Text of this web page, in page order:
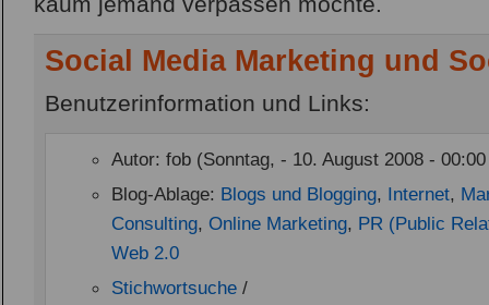
Social Media Marketing und
Benutzerinformation und Links:
Autor: fob (Sonntag, - 10. August 2008 -
Blog-Ablage: Blogs und Blogging, Internet,
Consulting, Online Marketing, PR (Public
Web 2.0
Stichwortsuche /